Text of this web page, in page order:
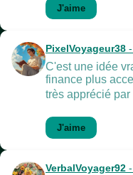
J'aime
PixelVoyageur38
C'est une idée
finance plus
très apprécié
J'aime
VerbalVoyager92